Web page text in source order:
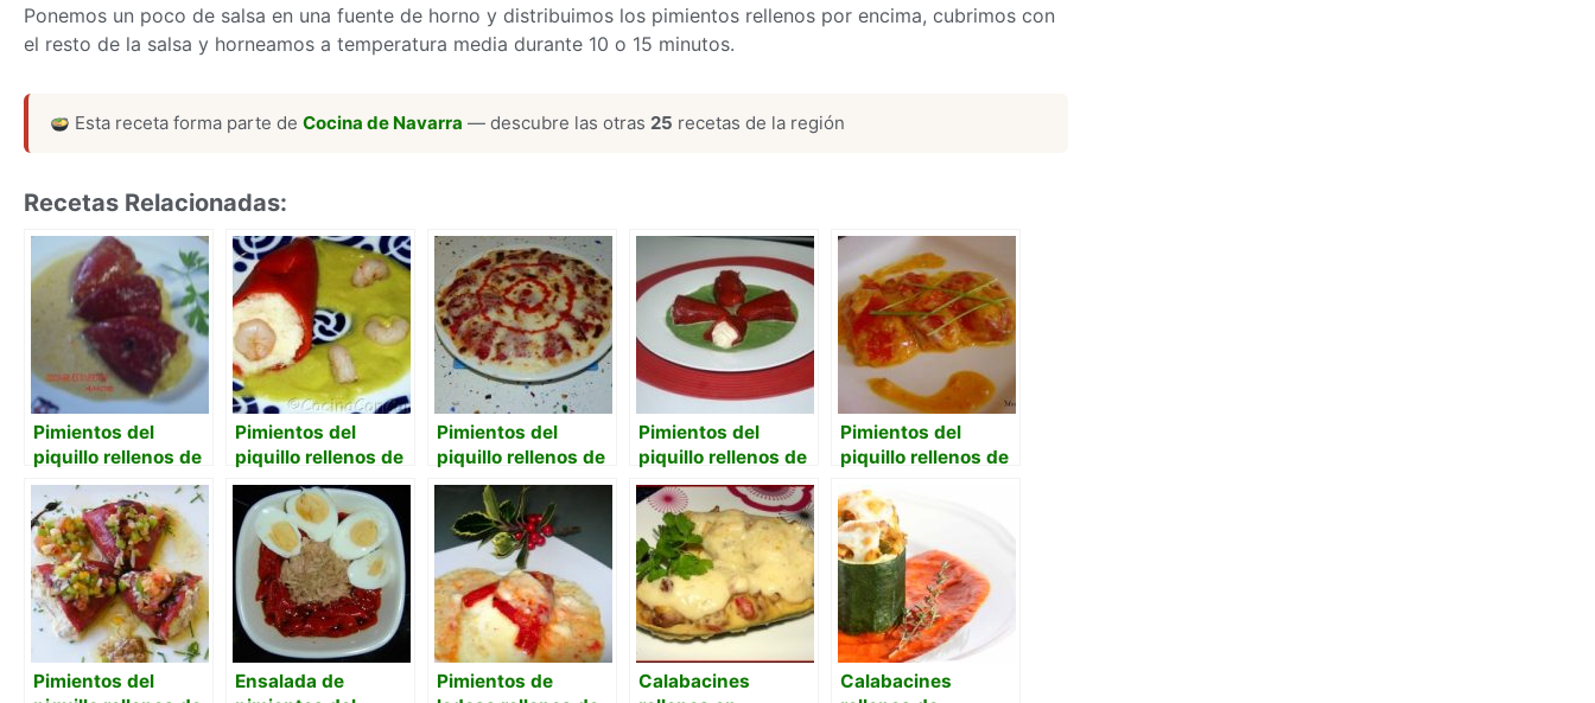
Ponemos un poco de salsa en una fuente de horno y distribuimos los pimientos rellenos por encima, cubrimos con
el resto de la salsa y horneamos a temperatura media durante 10 o 15 minutos.
Esta receta forma parte deCocina de Navarra — descubre las otras 25 recetas de la región
Recetas Relacionadas:
Pimientos del
piquillo rellenos de
merluza y gambas
con salsa de nata
Pimientos del
piquillo rellenos de
raya en salsa de
pimiento verde
Pimientos del
piquillo rellenos de
langostinos
Pimientos del
piquillo rellenos de
brandada de
bacalao y salsa de
espinacas
Pimientos del
piquillo rellenos de
chile
Pimientos del
Ensalada de
Pimientos de
Calabacines
Calabacines